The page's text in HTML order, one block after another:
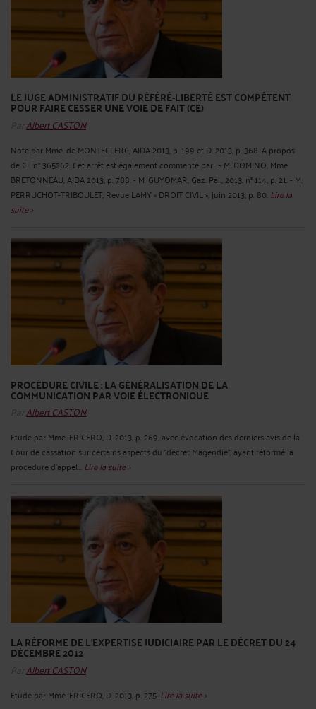
LE JUGE ADMINISTRATIF DU RÉFÉRÉ-LIBERTÉ EST COMPÉTENT
POUR FAIRE CESSER UNE VOIE DE FAIT (CE)
ParAlbert CASTON
Note par Mme. de MONTECLERC, AJDA 2013, p. 199 et D. 2013, p. 368. A propos
de CE n° 365262. Cet arrêt est également commenté par : - M. DOMINO, Mme
BRETONNEAU, AJDA 2013, p. 788. - M. GUYOMAR, Gaz. Pal., 2013, n° 114, p. 21. - M.
PERRUCHOT-TRIBOULET, Revue LAMY « DROIT CIVIL », juin 2013, p. 80. Lire la
suite >
PROCÉDURE CIVILE : LA GÉNÉRALISATION DE LA
COMMUNICATION PAR VOIE ÉLECTRONIQUE
ParAlbert CASTON
Etude par Mme. FRICERO, D. 2013, p. 269, avec évocation des derniers avis de la
Cour de cassation sur certains aspects du "décret Magendie", ayant réformé la
procédure d'appel... Lire la suite >
LA RÉFORME DE L'EXPERTISE JUDICIAIRE PAR LE DÉCRET DU 24
DÉCEMBRE 2012
ParAlbert CASTON
Etude par Mme. FRICERO, D. 2013, p. 275. Lire la suite >